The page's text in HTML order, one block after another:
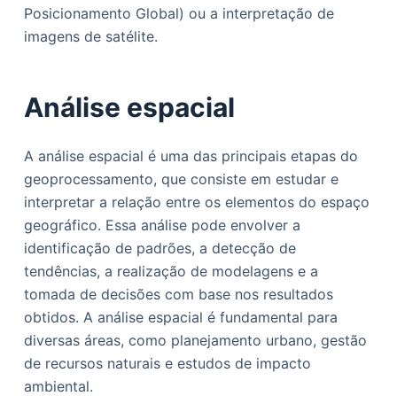
Posicionamento Global) ou a interpretação de
imagens de satélite.
Análise espacial
A análise espacial é uma das principais etapas do
geoprocessamento, que consiste em estudar e
interpretar a relação entre os elementos do espaço
geográfico. Essa análise pode envolver a
identificação de padrões, a detecção de
tendências, a realização de modelagens e a
tomada de decisões com base nos resultados
obtidos. A análise espacial é fundamental para
diversas áreas, como planejamento urbano, gestão
de recursos naturais e estudos de impacto
ambiental.